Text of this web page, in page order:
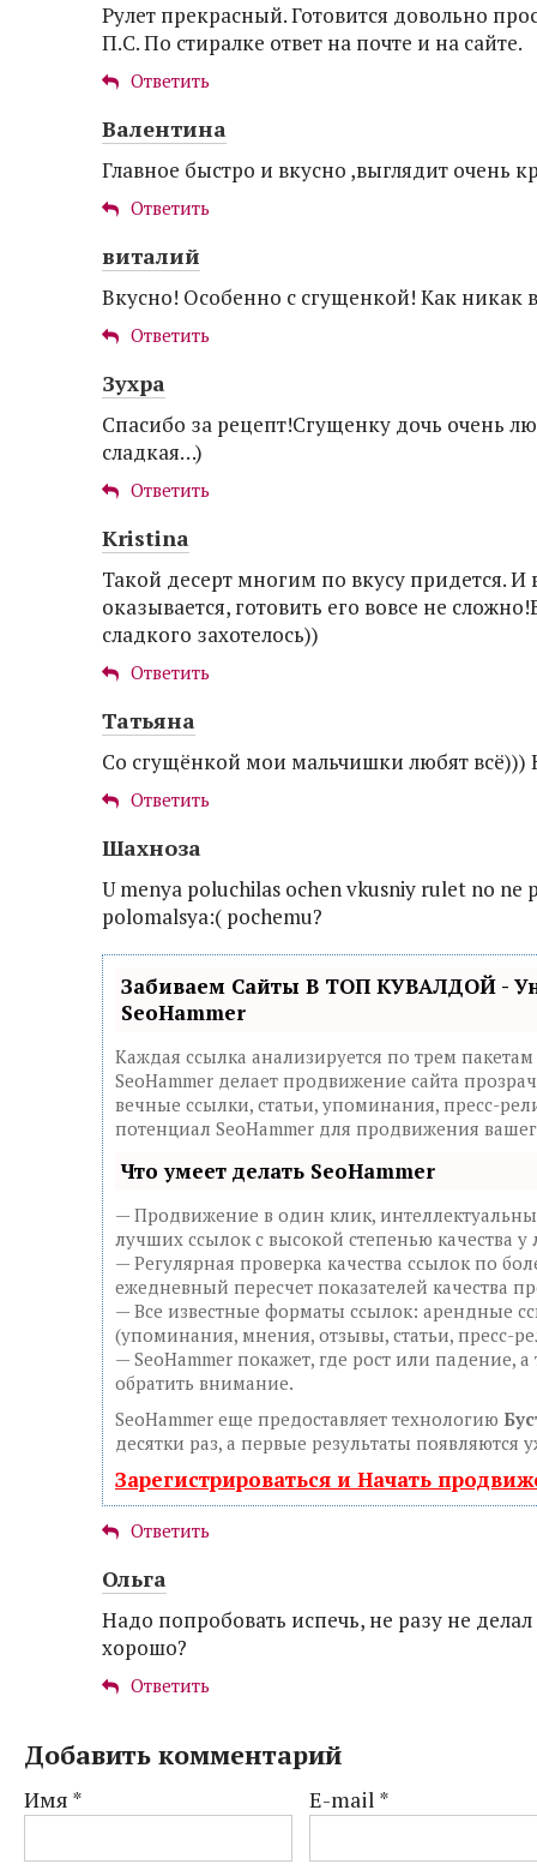
Рулет прекрасный. Готовится довольно
П.С. По стиралке ответ на почте и на сайте.
Ответить
Валентина
Главное быстро и вкусно ,выглядит очень
Ответить
виталий
Вкусно! Особенно с сгущенкой! Как никак
Ответить
Зухра
Спасибо за рецепт!Сгущенку дочь очень
сладкая…)
Ответить
Kristina
Такой десерт многим по вкусу придется.
оказывается, готовить его вовсе не
сладкого захотелось))
Ответить
Татьяна
Со сгущёнкой мои мальчишки любят всё)))
Ответить
Шахноза
U menya poluchilas ochen vkusniy rulet no ne
polomalsya:( pochemu?
Забиваем Сайты В ТОП КУВАЛДОЙ -
SeoHammer
Каждая ссылка анализируется по трем
SeoHammer делает продвижение сайта
вечные ссылки, статьи, упоминания, пресс-
потенциал SeoHammer для продвижения
Что умеет делать SeoHammer
— Продвижение в один клик,
лучших ссылок с высокой степенью качества
— Регулярная проверка качества ссылок по
ежедневный пересчет показателей качества
— Все известные форматы ссылок: арендные
(упоминания, мнения, отзывы, статьи, пресс-
— SeoHammer покажет, где рост или падение,
обратить внимание.
SeoHammer еще предоставляет технологию
десятки раз, а первые результаты появляются
Зарегистрироваться и Начать
Ответить
Ольга
Надо попробовать испечь, не разу не делал
хорошо?
Ответить
Добавить комментарий
Имя * E-mail *